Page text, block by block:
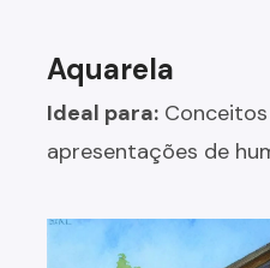
Aquarela
Ideal para:
apresentações de